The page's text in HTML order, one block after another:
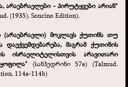
არაებრაელები - პირუტყვები არიან"
(1935). Soncino Edition).
(არაებრაელი) მოკლავს ქუთინს თუ
მაგრამ ქუთინის
ისრაელიტელისთვის არავითარი
(სანჰედრინი 57а) (Talmud.
114a-114b)